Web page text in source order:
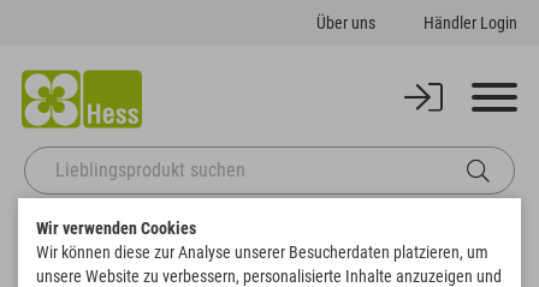
Über uns Händler Login
Startseite Deko Weihnachten
Zurück zur Artikelübersicht
Wir verwenden Cookies
Wir können diese zur Analyse unserer Besucherdaten platzieren, um
unsere Website zu verbessern, personalisierte Inhalte anzuzeigen und